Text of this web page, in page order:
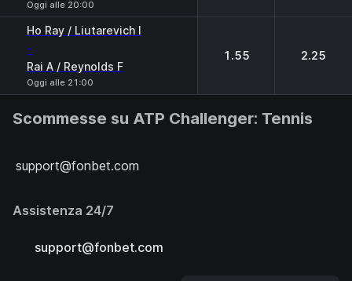
Oggi alle 20:00
Ho Ray / Liutarevich I
-
Rai A / Reynolds F
Oggi alle 21:00
1.55 2.25
Scommesse su ATP Challenger: Tennis
support@fonbet.com
Assistenza 24/7
support@fonbet.com